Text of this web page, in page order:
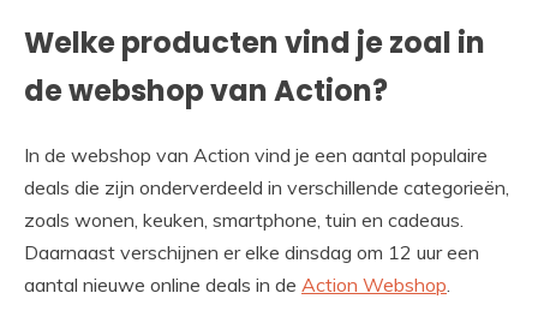
Welke producten vind je zoal in
de webshop van Action?
In de webshop van Action vind je een aantal populaire
deals die zijn onderverdeeld in verschillende categorieën,
zoals wonen, keuken, smartphone, tuin en cadeaus.
Daarnaast verschijnen er elke dinsdag om 12 uur een
aantal nieuwe online deals in de Action Webshop.